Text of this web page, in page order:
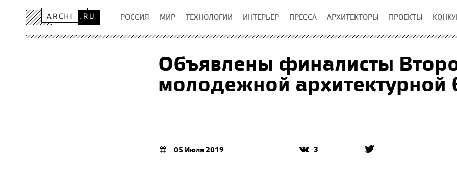
РОССИЯ МИР ТЕХНОЛОГИИ ИНТЕРЬЕР ПРЕССА АРХИТЕКТОРЫ ПРОЕКТЫ
Объявлены финалисты
молодежной архитектурной
05 Июля 2019 3